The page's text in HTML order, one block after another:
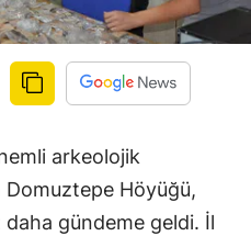
arkeolojik
Höyüğü,
gündeme geldi. İl